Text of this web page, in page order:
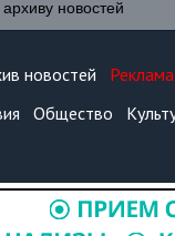
новостей
Реклама
Общество